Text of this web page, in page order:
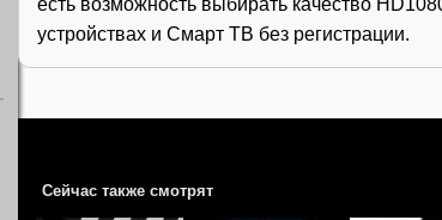
устройствах и Смарт ТВ без регистрации.
Сейчас также смотрят